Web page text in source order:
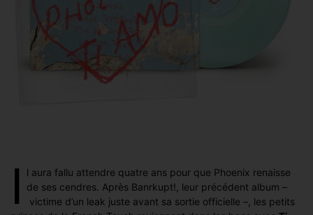
I
l aura fallu attendre quatre ans pour que Phoenix renaisse
de ses cendres. Après Banrkupt! , leur précédent album –
victime d’un leak juste avant sa sortie officielle –, les petits